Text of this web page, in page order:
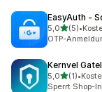
EasyAuth ‑
5,0von 5
(5)
5 •
OTP-
Kernvel
5,0von 5
(1)
1 •
Sperrt Shop-